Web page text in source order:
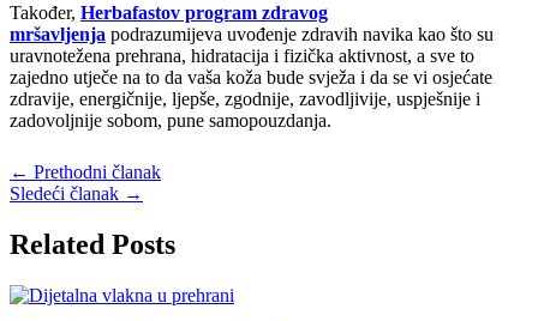
Također, Herbafastov program zdravog
mršavljenja podrazumijeva uvođenje zdravih navika kao što su
uravnotežena prehrana, hidratacija i fizička aktivnost, a sve to
zajedno utječe na to da vaša koža bude svježa i da se vi osjećate
zdravije, energičnije, ljepše, zgodnije, zavodljivije, uspješnije i
zadovoljnije sobom, pune samopouzdanja.
← Prethodni članak
Sledeći članak →
Related Posts